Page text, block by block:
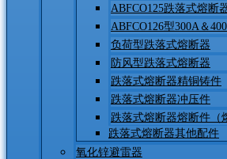
ABFCO125跌落式熔断
ABFCO126型300A＆
负荷型跌落式熔断器
防风型跌落式熔断器
跌落式熔断器精铜铸件
跌落式熔断器冲压件
跌落式熔断器熔断件（
跌落式熔断器其他配件
氧化锌避雷器